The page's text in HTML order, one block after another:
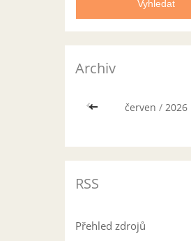
Archiv
<< červen / 2026
RSS
Přehled zdrojů